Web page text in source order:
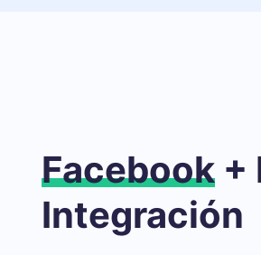
Facebook +
Integración